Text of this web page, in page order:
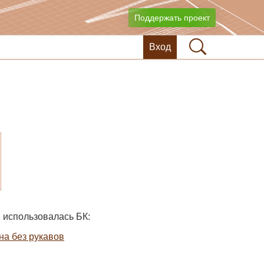
Поддержать проект
Вход
БК:
без рукавов